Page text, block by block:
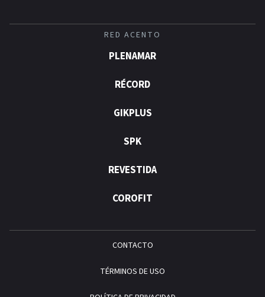
RED ACENTO
PLENAMAR
RÉCORD
GIKPLUS
SPK
REVESTIDA
COROFIT
CONTACTO
TÉRMINOS DE USO